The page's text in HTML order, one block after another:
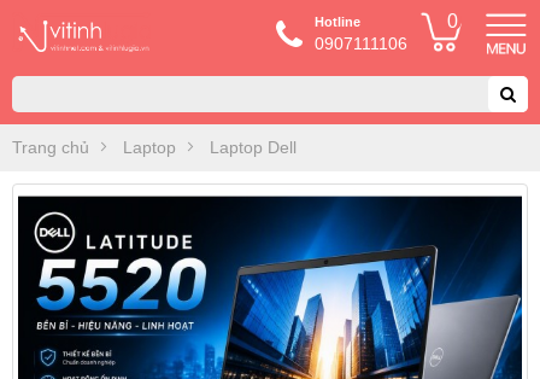
Hotline
0907111106
0
Trang chủ Laptop Laptop Dell